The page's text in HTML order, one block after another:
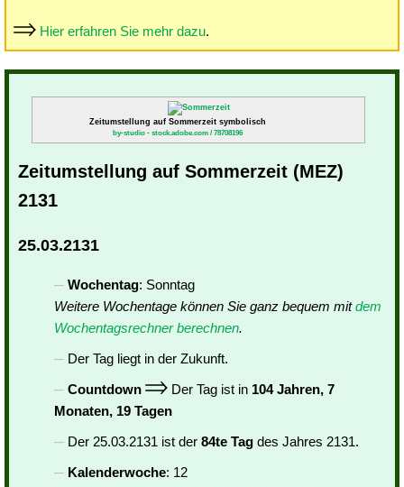
Hier erfahren Sie mehr dazu.
Zeitumstellung auf Sommerzeit symbolisch
by-studio - stock.adobe.com / 78708196
Zeitumstellung auf Sommerzeit (MEZ)
2131
25.03.2131
Wochentag: Sonntag
Weitere Wochentage können Sie ganz bequem mitdem
Wochentagsrechner berechnen.
Der Tag liegt in der Zukunft.
Countdown
Der Tag ist in 104 Jahren, 7
Monaten, 19 Tagen
Der 25.03.2131 ist der 84te Tag des Jahres 2131.
Kalenderwoche: 12